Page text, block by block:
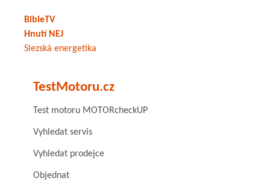
BibleTV
Hnutí NEJ
Slezská energetika
TestMotoru.cz
Test motoru MOTORcheckUP
Vyhledat servis
Vyhledat prodejce
Objednat